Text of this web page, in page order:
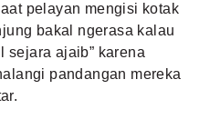
pelayan mengisi kotak
bakal ngerasa kalau
sejara ajaib” karena
pandangan mereka